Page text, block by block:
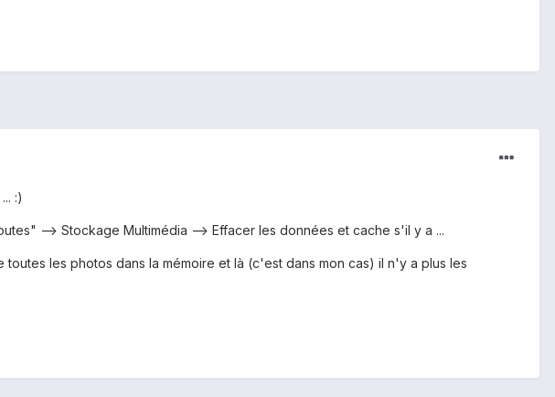
:)
--> Stockage Multimédia --> Effacer les données et cache s'il y a ...
les photos dans la mémoire et là (c'est dans mon cas) il n'y a plus les